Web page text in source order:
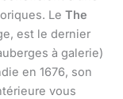
Le The
est le dernier
à galerie)
en 1676, son
vous